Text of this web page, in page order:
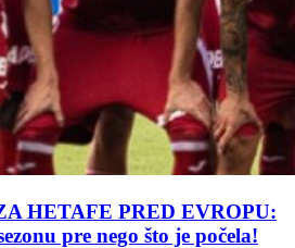
HETAFE PRED EVROPU:
pre nego što je počela!